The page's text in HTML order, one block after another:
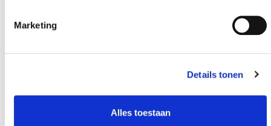
Marketing
Details tonen
Alles toestaan